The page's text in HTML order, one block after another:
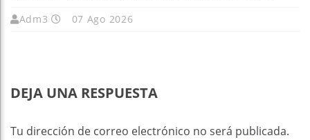
Adm3 07 Ago 2026
DEJA UNA RESPUESTA
Tu dirección de correo electrónico no será publicada.